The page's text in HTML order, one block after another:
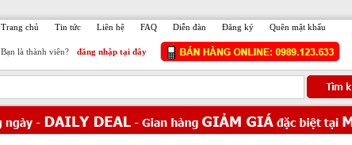
Trang chủ Tin tức Liên hệ FAQ Diễn đàn Đăng ký
Quên mật khẩu
Bạn là thành viên?
đăng nhập tại đây